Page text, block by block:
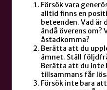
Försök vara
alltid finns en
beteenden. Vad är
ändå överens om?
åstadkomma?
Berätta att du
ämnet. Ställ
Berätta att du inte
tillsammans får
Försök inte bara